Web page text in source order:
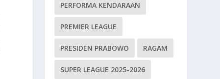
PERFORMA KENDARAAN
PREMIER LEAGUE
PRESIDEN PRABOWO RAGAM
SUPER LEAGUE 2025-2026